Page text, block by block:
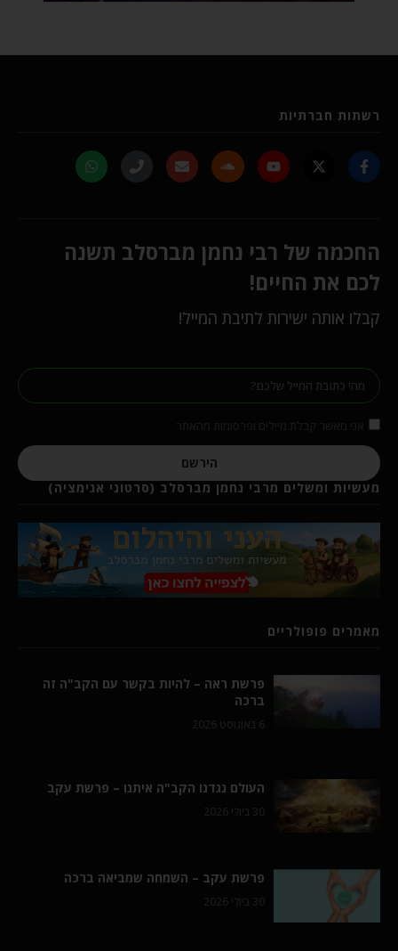
רשתות חברתיות
החכמה של רבי נחמן מברסלב תשנה
לכם את החיים!
קבלו אותה ישירות לתיבת המייל!
הירשם
מעשיות ומשלים מרבי נחמן מברסלב (סרטוני אנימציה)
מאמרים פופולריים
פרשת ראה – להיות בקשר עם הקב"ה זה
ברכה
6 באוגוסט 2026
העולם נגדנו הקב"ה איתנו – פרשת עקב
30 ביולי 2026
פרשת עקב – השמחה שמביאה ברכה
30 ביולי 2026